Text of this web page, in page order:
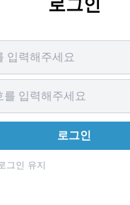
로그인
로그인
그인 유지